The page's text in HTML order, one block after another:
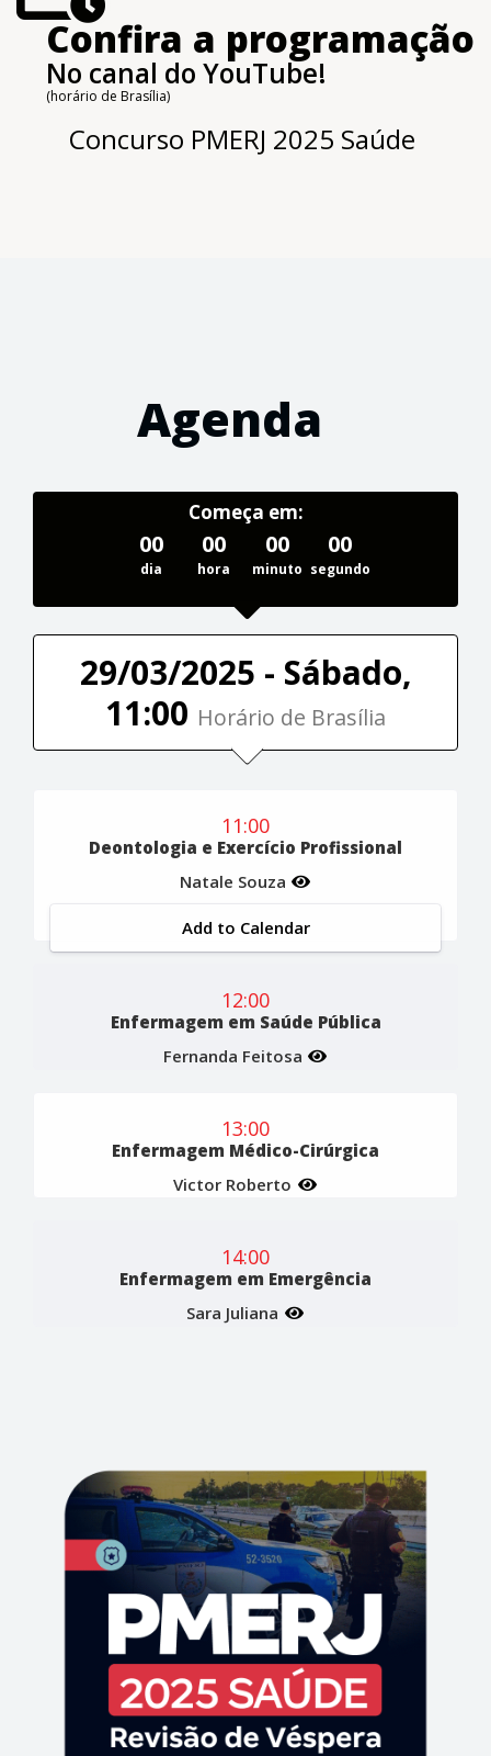
Confira a programação
No canal do YouTube!
(horário de Brasília)
Concurso PMERJ 2025 Saúde
Agenda
Começa em:
00
dia
00
hora
00
minuto
00
segundo
29/03/2025 - Sábado,
11:00 Horário de Brasília
11:00
Deontologia e Exercício Profissional
Natale Souza
Add to Calendar
12:00
Enfermagem em Saúde Pública
Fernanda Feitosa
13:00
Enfermagem Médico-Cirúrgica
Victor Roberto
14:00
Enfermagem em Emergência
Sara Juliana